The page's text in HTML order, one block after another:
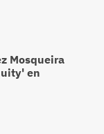
Mosqueira
en